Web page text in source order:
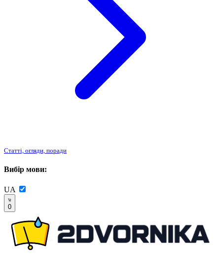
Статті, огляди, поради
Вибір мови:
UA
0